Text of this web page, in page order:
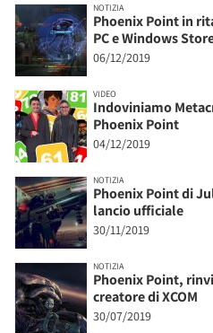
NOTIZIA
Phoenix Point in
PC e Windows
06/12/2019
VIDEO
Indoviniamo
Phoenix Point
04/12/2019
NOTIZIA
Phoenix Point di
lancio ufficiale
30/11/2019
NOTIZIA
Phoenix Point,
creatore di XCOM
30/07/2019